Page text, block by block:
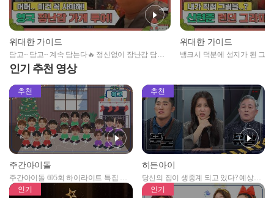
위대한 가이드
담고~ 담고~ 계속 담는다🔥 정신없이 장난감 담다
가 30만 원 쓴 고규필👀
위대한 가이드
뱅크시 덕분에 성지가 된 그
인기 추천 영상
추천
주간아이돌
주간아이돌 695회 하이라이트 특집 남
자아이돌편 예고
추천
히든아이
당신의 집이 생중계 되고 있다? 예상치
못한 곳에서 일어나는 불법촬영 범죄!
인기 인기